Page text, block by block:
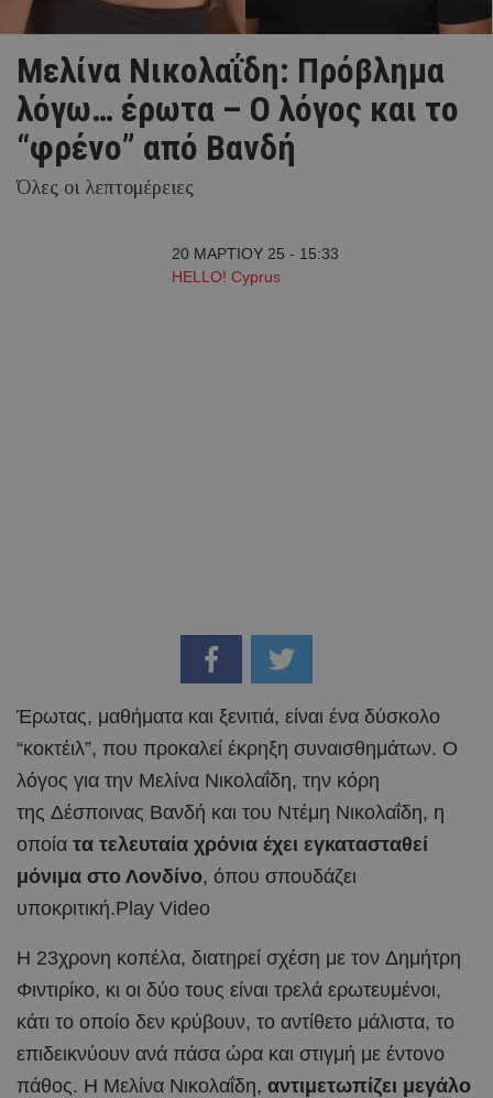
Μελίνα Νικολαΐδη: Πρόβλημα
λόγω… έρωτα – Ο λόγος και το
“φρένο” από Βανδή
Όλες οι λεπτομέρειες
20 ΜΑΡΤΙΟΥ 25 - 15:33
HELLO! Cyprus
Έρωτας, μαθήματα και ξενιτιά, είναι ένα δύσκολο
“κοκτέιλ”, που προκαλεί έκρηξη συναισθημάτων. Ο
λόγος για την Μελίνα Νικολαΐδη, την κόρη
της Δέσποινας Βανδή και του Ντέμη Νικολαΐδη, η
οποία τα τελευταία χρόνια έχει εγκατασταθεί
μόνιμα στο Λονδίνο, όπου σπουδάζει
υποκριτική.Play Video
Η 23χρονη κοπέλα, διατηρεί σχέση με τον Δημήτρη
Φιντιρίκο, κι οι δύο τους είναι τρελά ερωτευμένοι,
κάτι το οποίο δεν κρύβουν, το αντίθετο μάλιστα, το
επιδεικνύουν ανά πάσα ώρα και στιγμή με έντονο
πάθος. Η Μελίνα Νικολαΐδη, αντιμετωπίζει μεγάλο